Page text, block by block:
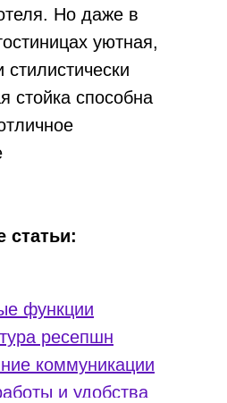
Но даже в
уютная,
стилистически
стойка способна
статьи:
функции
ресепшн
коммуникации
и удобства